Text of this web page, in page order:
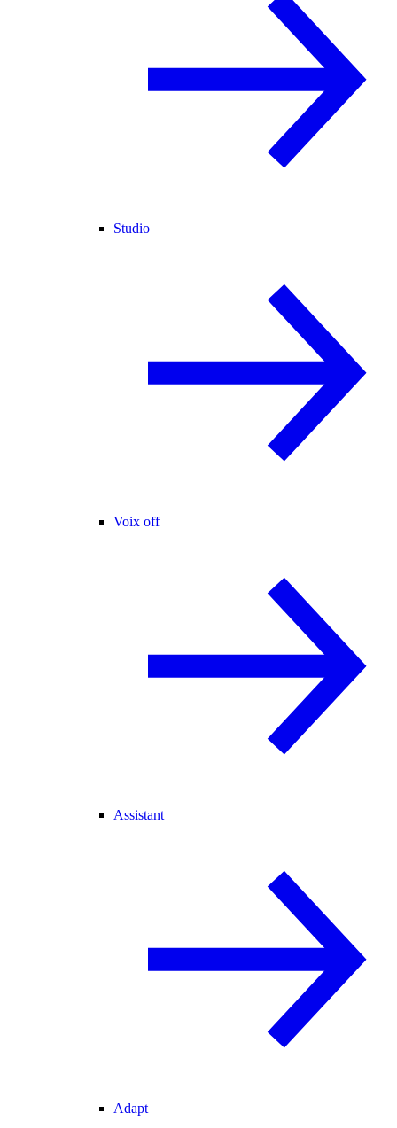
Studio
Voix off
Assistant
Adapt